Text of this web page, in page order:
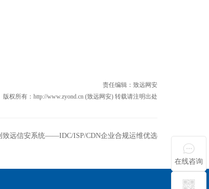
责任编辑： 致远网安
版权所有：http://www.zyond.cn (致远网安) 转载请注明出处
致远信安系统——IDC/ISP/CDN企业合规运维优选
在线咨询